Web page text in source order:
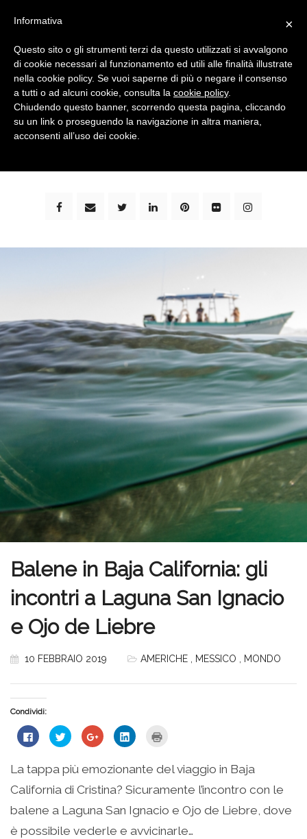
bimbi e viaggi - family travel blog: community #1 in
Balene in Baja California: gli
incontri a Laguna San Ignacio
e Ojo de Liebre
10 FEBBRAIO 2019 AMERICHE MESSICO MONDO
Condividi:
Fai
clic
su
Facebook
(Si
apre
una
nuova
finestra)
Fai
clic
condividere
su
Twitter
(Si
in
una
finestra)
Fai
clic
condividere
su
Google+
(Si
in
una
nuova
finestra)
Fai
clic
condividere
su
LinkedIn
(Si
in
una
nuova
finestra)
stampare
(Si
in
nuova
finestra)
La tappa più emozionante del viaggio in Baja
California di Cristina? Sicuramente l’incontro con le
balene a Laguna San Ignacio e Ojo de Liebre, dove
è possibile vederle e avvicinarle…
×
Informativa
Questo sito o gli strumenti terzi da questo utilizzati si avvalgono
di cookie necessari al funzionamento ed utili alle finalità illustrate
nella cookie policy. Se vuoi saperne di più o negare il consenso
a tutti o ad alcuni cookie, consulta la cookie policy.
Chiudendo questo banner, scorrendo questa pagina, cliccando
su un link o proseguendo la navigazione in altra maniera,
acconsenti all’uso dei cookie.